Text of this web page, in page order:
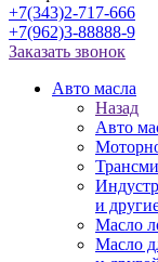
+7(343)2-717-666
+7(962)3-88888-9
Заказать звонок
Авто масла
Назад
Авто
и
Масло
Масло